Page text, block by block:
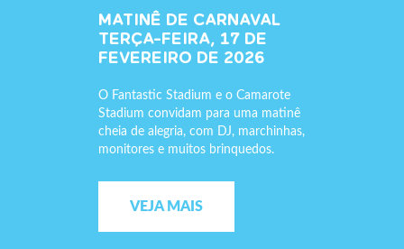
MATINÊ DE CARNAVAL
TERÇA-FEIRA, 17 DE
FEVEREIRO DE 2026
O Fantastic Stadium e o Camarote
Stadium convidam para uma matinê
cheia de alegria, com DJ, marchinhas,
monitores e muitos brinquedos.
VEJA MAIS